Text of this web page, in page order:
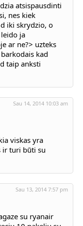
atsispausdinti
nes kiek
iki skrydzio, o
ja
ar ne?> uzteks
kad
taip anksti
Sau 14, 2014 10:03 am
viskas yra
ir turi būti su
Sau 13, 2014 7:57 pm
su ryanair